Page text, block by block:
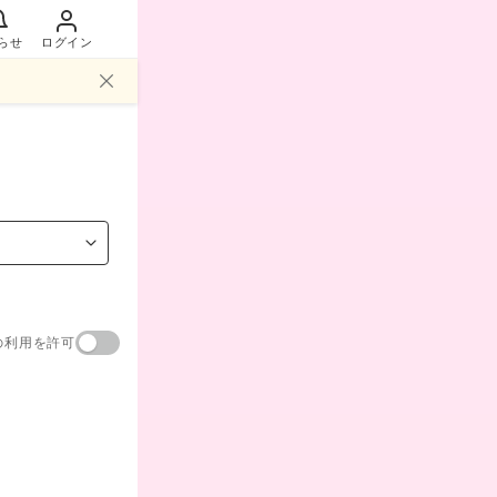
せ ログイン
利用を許可